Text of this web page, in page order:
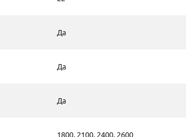
Да
Да
Да
1800, 2100, 2400, 2600